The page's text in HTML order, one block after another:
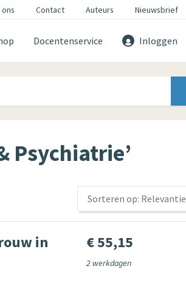
Contact Auteurs Nieuwsbrief
Docentenservice Inloggen
Psychiatrie’
Sorteren op: Relevantie
in
€ 55,15
2 werkdagen